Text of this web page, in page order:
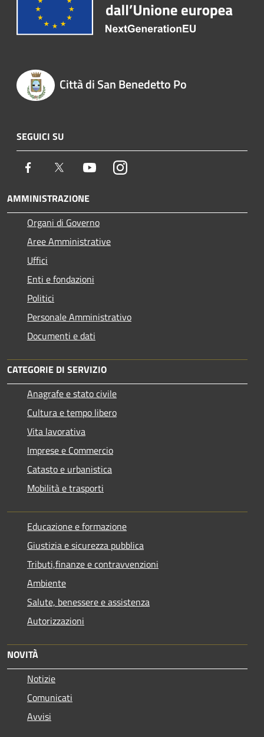
Città di San Benedetto Po
SEGUICI SU
Facebook Twitter YoutubeInstagram
AMMINISTRAZIONE
Organi di Governo
Aree Amministrative
Uffici
Enti e fondazioni
Politici
Personale Amministrativo
Documenti e dati
CATEGORIE DI SERVIZIO
Anagrafe e stato civile
Cultura e tempo libero
Vita lavorativa
Imprese e Commercio
Catasto e urbanistica
Mobilità e trasporti
Educazione e formazione
Giustizia e sicurezza pubblica
Tributi,finanze e contravvenzioni
Ambiente
Salute, benessere e assistenza
Autorizzazioni
NOVITÀ
Notizie
Comunicati
Avvisi